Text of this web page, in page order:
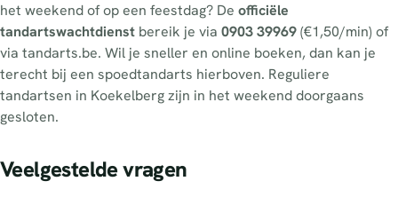
het weekend of op een feestdag? De officiële
tandartswachtdienst bereik je via 0903 39969(€1,50/min) of
via tandarts.be. Wil je sneller en online boeken, dan kan je
terecht bij een spoedtandarts hierboven. Reguliere
tandartsen in Koekelberg zijn in het weekend doorgaans
gesloten.
Veelgestelde vragen